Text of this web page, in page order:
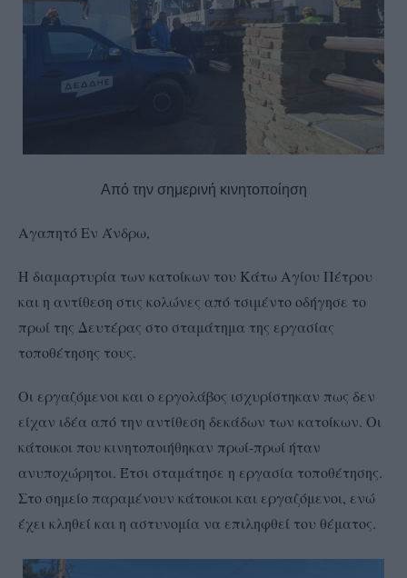
Από την σημερινή κινητοποίηση
Αγαπητό Εν Άνδρω,
Η διαμαρτυρία των κατοίκων του Κάτω Αγίου Πέτρου
και η αντίθεση στις κολώνες από τσιμέντο οδήγησε το
πρωί της Δευτέρας στο σταμάτημα της εργασίας
τοποθέτησης τους.
Οι εργαζόμενοι και ο εργολάβος ισχυρίστηκαν πως δεν
είχαν ιδέα από την αντίθεση δεκάδων των κατοίκων. Οι
κάτοικοι που κινητοποιήθηκαν πρωί-πρωί ήταν
ανυποχώρητοι. Έτσι σταμάτησε η εργασία τοποθέτησης.
Στο σημείο παραμένουν κάτοικοι και εργαζόμενοι, ενώ
έχει κληθεί και η αστυνομία να επιληφθεί του θέματος.